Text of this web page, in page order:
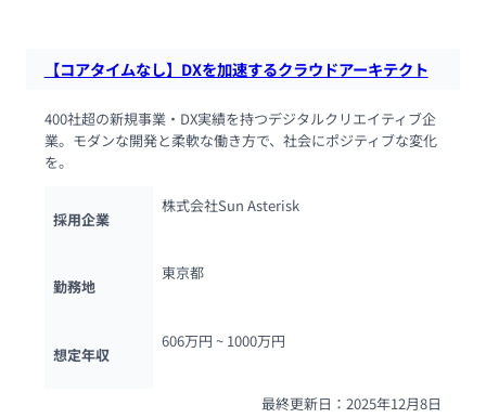
【コアタイムなし】DXを加速するクラウドアーキテクト
400社超の新規事業・DX実績を持つデジタルクリエイティブ企
業。モダンな開発と柔軟な働き方で、社会にポジティブな変化
を。
採用企業
株式会社Sun Asterisk
勤務地
東京都
想定年収
606万円 ~ 1000万円
最終更新日：2025年12月8日